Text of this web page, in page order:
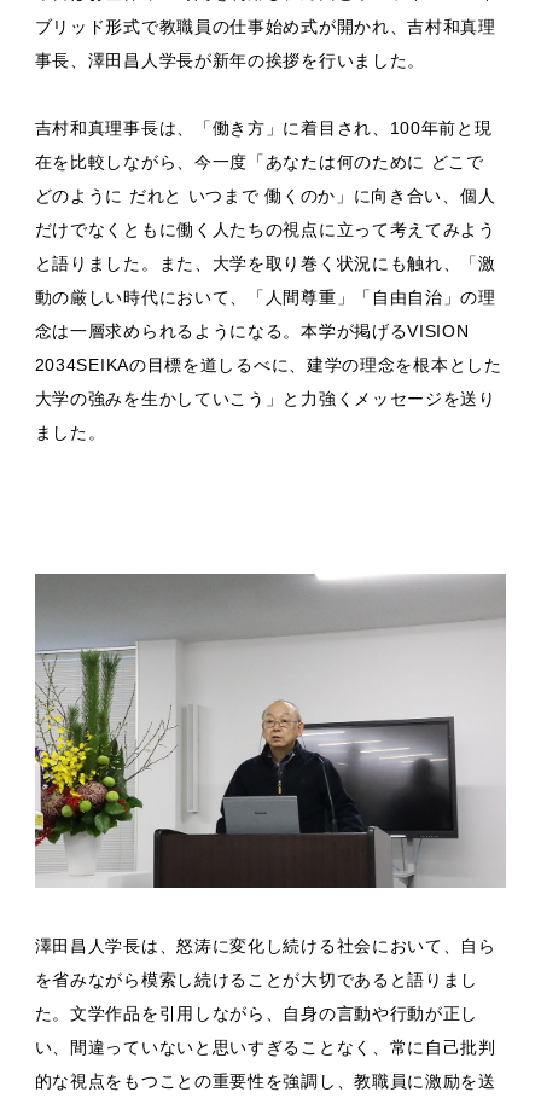
ブリッド形式で教職員の仕事始め式が開かれ、吉村和真理
事長、澤田昌人学長が新年の挨拶を行いました。
吉村和真理事長は、「働き方」に着目され、100年前と現
在を比較しながら、今一度「あなたは何のために どこで
どのように だれと いつまで 働くのか」に向き合い、個人
だけでなくともに働く人たちの視点に立って考えてみよう
と語りました。また、大学を取り巻く状況にも触れ、「激
動の厳しい時代において、「人間尊重」「自由自治」の理
念は一層求められるようになる。本学が掲げるVISION
2034SEIKAの目標を道しるべに、建学の理念を根本とした
大学の強みを生かしていこう」と力強くメッセージを送り
ました。
澤田昌人学長は、怒涛に変化し続ける社会において、自ら
を省みながら模索し続けることが大切であると語りまし
た。文学作品を引用しながら、自身の言動や行動が正し
い、間違っていないと思いすぎることなく、常に自己批判
的な視点をもつことの重要性を強調し、教職員に激励を送